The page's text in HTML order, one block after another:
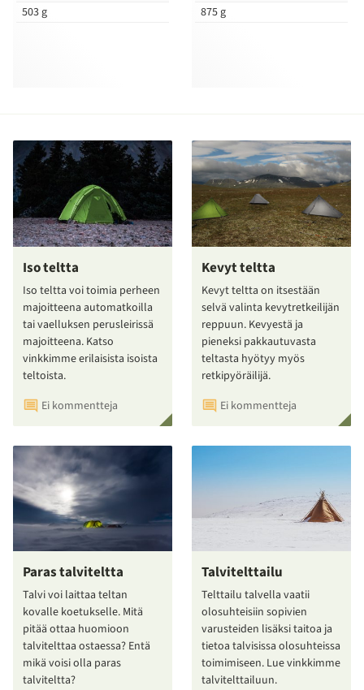
503 g 875 g
Iso teltta
Iso teltta voi toimia perheen
majoitteena automatkoilla
tai vaelluksen perusleirissä
majoitteena. Katso
vinkkimme erilaisista isoista
teltoista.
Ei kommentteja
Kevyt teltta
Kevyt teltta on itsestään
selvä valinta kevytretkeilijän
reppuun. Kevyestä ja
pieneksi pakkautuvasta
teltasta hyötyy myös
retkipyöräilijä.
Ei kommentteja
Paras talviteltta
Talvi voi laittaa teltan
kovalle koetukselle. Mitä
pitää ottaa huomioon
talvitelttaa ostaessa? Entä
mikä voisi olla paras
talviteltta?
Talvitelttailu
Telttailu talvella vaatii
olosuhteisiin sopivien
varusteiden lisäksi taitoa ja
tietoa talvisissa olosuhteissa
toimimiseen. Lue vinkkimme
talvitelttailuun.